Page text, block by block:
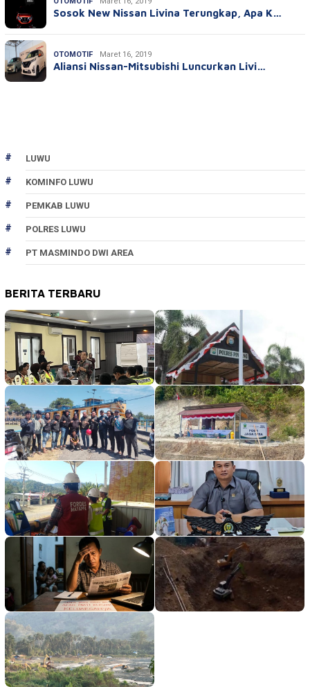
Sosok New Nissan Livina Terungkap, Apa K…
OTOMOTIF Maret 16, 2019
Aliansi Nissan-Mitsubishi Luncurkan Livi…
LUWU
KOMINFO LUWU
PEMKAB LUWU
POLRES LUWU
PT MASMINDO DWI AREA
BERITA TERBARU